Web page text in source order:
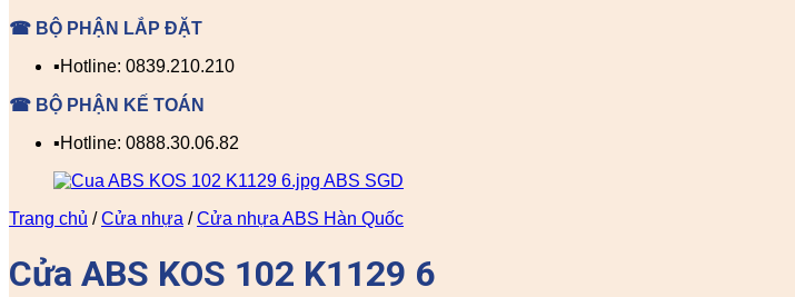
☎ BỘ PHẬN LẮP ĐẶT
▪️Hotline: 0839.210.210
☎ BỘ PHẬN KẾ TOÁN
▪️Hotline: 0888.30.06.82
Trang chủ / Cửa nhựa / Cửa nhựa ABS Hàn Quốc
Cửa ABS KOS 102 K1129 6